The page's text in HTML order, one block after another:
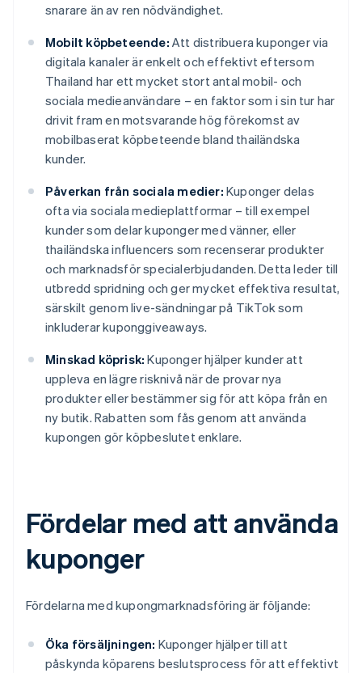
snarare än av ren nödvändighet.
Mobilt köpbeteende: Att distribuera kuponger via
digitala kanaler är enkelt och effektivt eftersom
Thailand har ett mycket stort antal mobil- och
sociala medieanvändare – en faktor som i sin tur har
drivit fram en motsvarande hög förekomst av
mobilbaserat köpbeteende bland thailändska
kunder.
Påverkan från sociala medier: Kuponger delas
ofta via sociala medieplattformar – till exempel
kunder som delar kuponger med vänner, eller
thailändska influencers som recenserar produkter
och marknadsför specialerbjudanden. Detta leder till
utbredd spridning och ger mycket effektiva resultat,
särskilt genom live-sändningar på TikTok som
inkluderar kuponggiveaways.
Minskad köprisk: Kuponger hjälper kunder att
uppleva en lägre risknivå när de provar nya
produkter eller bestämmer sig för att köpa från en
ny butik. Rabatten som fås genom att använda
kupongen gör köpbeslutet enklare.
Fördelar med att använda
kuponger
Fördelarna med kupongmarknadsföring är följande:
Öka försäljningen: Kuponger hjälper till att
påskynda köparens beslutsprocess för att effektivt